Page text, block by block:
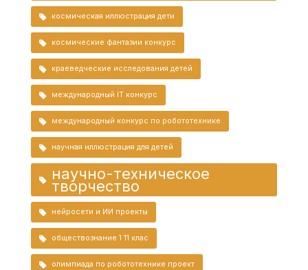
космическая иллюстрация дети
космические фантазии конкурс
краеведческие исследования детей
международный IT конкурс
международный конкурс по робототехнике
научная иллюстрация для детей
научно-техническое
творчество
нейросети и ИИ проекты
обществознание 1 11 клас
олимпиада по робототехнике проект